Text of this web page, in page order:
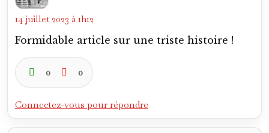
14 juillet 2023 à 1h12
Formidable article sur une triste histoire !
0 0
Connectez-vous pour répondre